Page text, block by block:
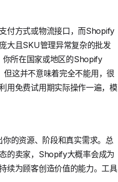
付方式或物流接口，而Shopify
大且SKU管理异常复杂的批发
你所在国家或地区的Shopify
这并不意味着完全不能用，很
用免费试用期实际操作一遍，模
的资源、阶段和真实需求。总
的卖家，Shopify大概率会成为
续为顾客创造价值的能力。工具